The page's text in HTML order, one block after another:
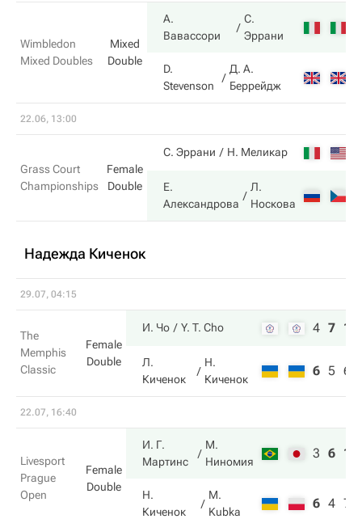
Wimbledon
Mixed Doubles
Mixed
Double
А.
Вавассори
С.
Эррани
D.
Stevenson
Д. А.
Беррейдж
22.06, 13:00
Grass Court
Championships
Female
Double
С. Эррани Н. Меликар
Е.
Александрова
Л.
Носкова
Надежда Киченок
29.07, 04:15
The
Memphis
Classic
Female
Double
И. Чо Y. T. Cho 4 7 10
Л.
Киченок
Н.
Киченок
6 5 6
22.07, 16:40
Livesport
Prague
Open
Female
Double
И. Г.
Мартинс
М.
Ниномия
3 6 10
Н.
Киченок
M.
Kubka
6 4 7